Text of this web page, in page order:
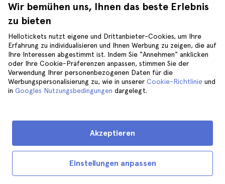
kann, geeignete Kleidung zu tragen. Tragen
Sie die bequemsten Schuhe, die Sie finden
können, die leichteste Kleidung und bringen
Sie Ihre eigene Wasserflasche mit. Es ist
immer gut, Ihren Reiseführer zu fragen,
welche Art von Snacks er/sie mitbringt oder
ob ein Mittagessen und einige Getränke
Sie daran, Ihren Reiseführer zu fragen,
welche Art von Kleidung Sie mitbringen
sollen. Normalerweise werden Sie
Kleidung und Schuhetragen. Es ist jedoch
Wir bemühen uns, Ihnen das beste Erlebnis
zu bieten
Hellotickets nutzt eigene und Drittanbieter-Cookies, um Ihre
Erfahrung zu individualisieren und Ihnen Werbung zu zeigen, die auf
Ihre Interessen abgestimmt ist. Indem Sie "Annehmen" anklicken
oder Ihre Cookie-Präferenzen anpassen, stimmen Sie der
Verwendung Ihrer personenbezogenen Daten für die
Werbungspersonalisierung zu, wie in unserer Cookie-Richtlinie und
in Googles Nutzungsbedingungen dargelegt.
Einstellungen anpassen
Akzeptieren